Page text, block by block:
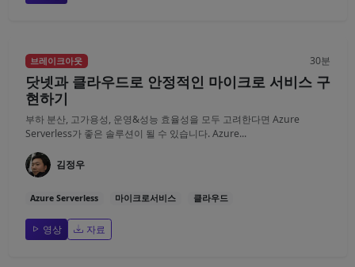
브레이크아웃 30분
닷넷과 클라우드로 안정적인 마이크로 서비스 구
현하기
부하 분산, 고가용성, 운영&성능 효율성을 모두 고려한다면 Azure
Serverless가 좋은 솔루션이 될 수 있습니다. Azure...
김정우
Azure Serverless 마이크로서비스 클라우드
영상 자료